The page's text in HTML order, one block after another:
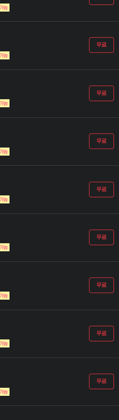
무료
무료
무료
무료
무료
무료
무료
무료